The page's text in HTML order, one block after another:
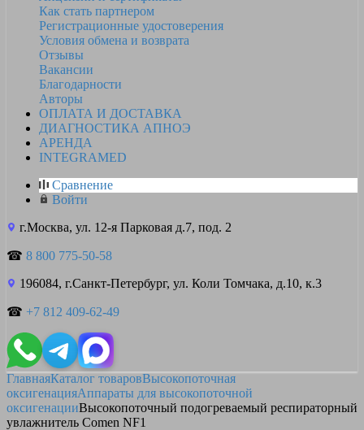
Как стать партнером
Регистрационные удостоверения
Условия обмена и возврата
Отзывы
Вакансии
Благодарности
Авторы
ОПЛАТА И ДОСТАВКА
ДИАГНОСТИКА АПНОЭ
АРЕНДА
INTEGRAMED
Сравнение
Войти
г.Москва, ул. 12-я Парковая д.7, под. 2
☎ 8 800 775-50-58
196084, г.Санкт-Петербург, ул. Коли Томчака, д.10, к.3
☎ +7 812 409-62-49
ГлавнаяКаталог товаровВысокопоточная
оксигенацияАппараты для высокопоточной
оксигенацииВысокопоточный подогреваемый респираторный
увлажнитель Comen NF1